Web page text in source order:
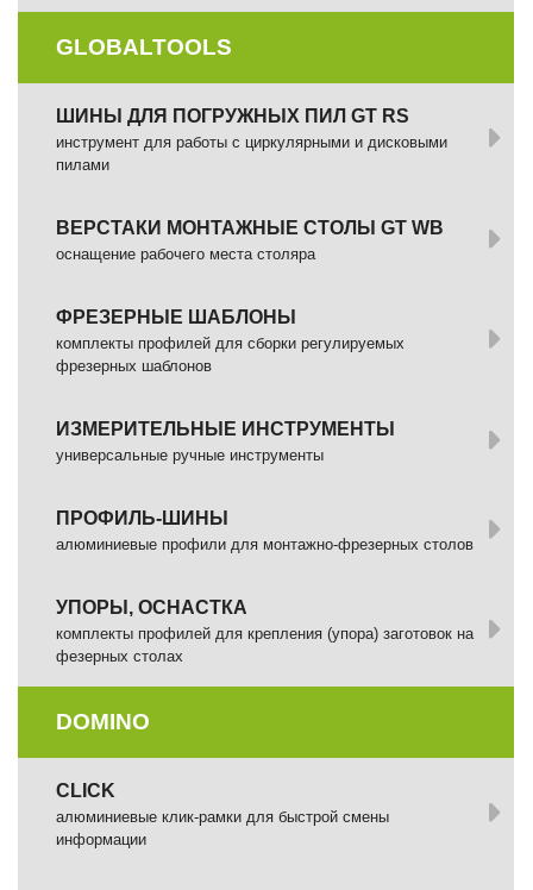
GLOBALTOOLS
ШИНЫ ДЛЯ ПОГРУЖНЫХ ПИЛ GT RS
инструмент для работы с циркулярными и дисковыми
пилами
ВЕРСТАКИ МОНТАЖНЫЕ СТОЛЫ GT WB
оснащение рабочего места столяра
ФРЕЗЕРНЫЕ ШАБЛОНЫ
комплекты профилей для сборки регулируемых
фрезерных шаблонов
ИЗМЕРИТЕЛЬНЫЕ ИНСТРУМЕНТЫ
универсальные ручные инструменты
ПРОФИЛЬ-ШИНЫ
алюминиевые профили для монтажно-фрезерных столов
УПОРЫ, ОСНАСТКА
комплекты профилей для крепления (упора) заготовок на
фезерных столах
DOMINO
СLICK
алюминиевые клик-рамки для быстрой смены
информации